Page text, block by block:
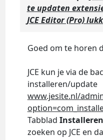
te updaten
JCE Editor (Pro)
Goed om te horen
JCE kun je via de
installeren/update
www.jesite.nl/
Tabblad
zoeken op JCE en